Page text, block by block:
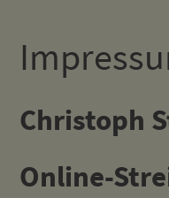
Christoph
Online-